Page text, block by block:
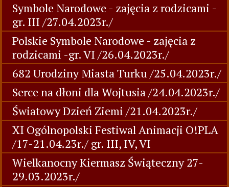
Symbole Narodowe - zajęcia z rodzicami -
gr. III /27.04.2023r./
Polskie Symbole Narodowe - zajęcia z
rodzicami -gr. VI /26.04.2023r./
682 Urodziny Miasta Turku /25.04.2023r./
Serce na dłoni dla Wojtusia /24.04.2023r./
Światowy Dzień Ziemi /21.04.2023r./
XI Ogólnopolski Festiwal Animacji O!PLA
/17-21.04.23r./ gr. III, IV, VI
Wielkanocny Kiermasz Świąteczny 27-
29.03.2023r./